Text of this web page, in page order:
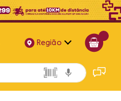
Região
Alagoas
Bahia